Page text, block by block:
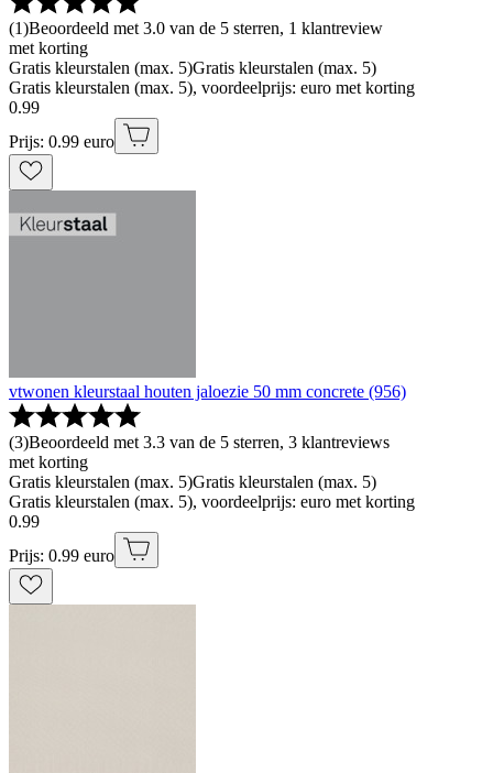
(1)Beoordeeld met 3.0 van de 5 sterren, 1 klantreview
met korting
Gratis kleurstalen (max. 5)Gratis kleurstalen (max. 5)
Gratis kleurstalen (max. 5), voordeelprijs: euro met korting
0.99
Prijs: 0.99 euro
vtwonen kleurstaal houten jaloezie 50 mm concrete (956)
(3)Beoordeeld met 3.3 van de 5 sterren, 3 klantreviews
met korting
Gratis kleurstalen (max. 5)Gratis kleurstalen (max. 5)
Gratis kleurstalen (max. 5), voordeelprijs: euro met korting
0.99
Prijs: 0.99 euro